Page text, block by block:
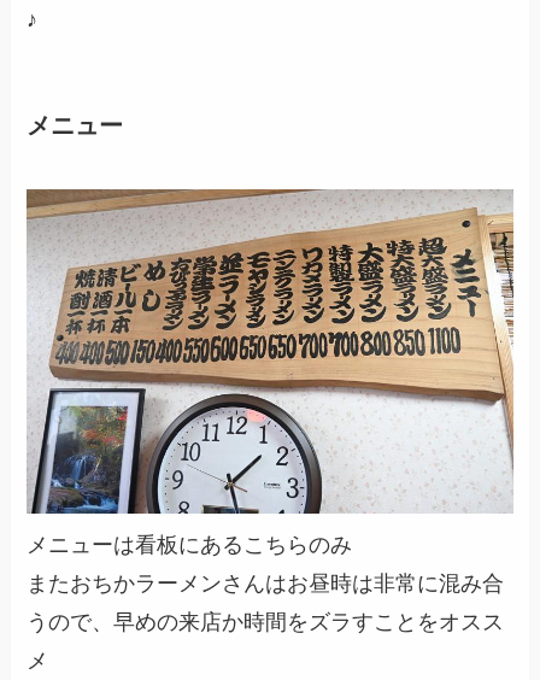
♪
メニュー
メニューは看板にあるこちらのみ
またおちかラーメンさんはお昼時は非常に混み合
うので、早めの来店か時間をズラすことをオスス
メ